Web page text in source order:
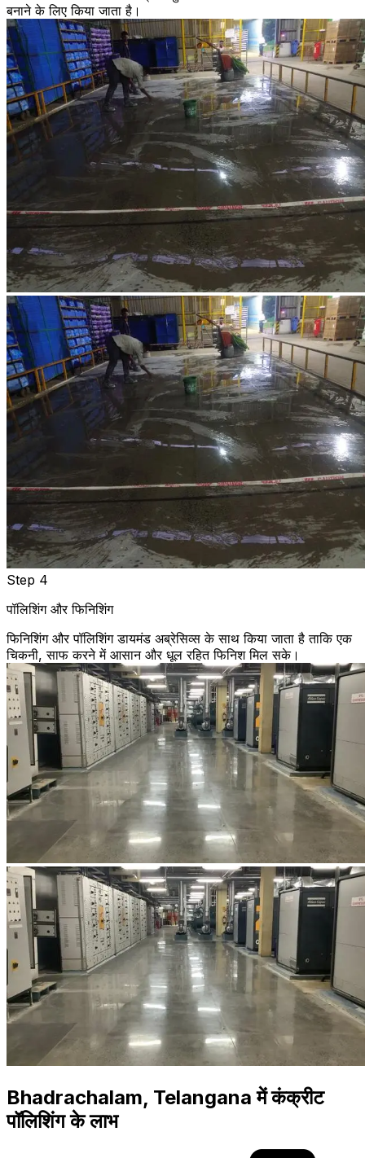
बनाने के लिए किया जाता है।
Step 4
पॉलिशिंग और फिनिशिंग
फिनिशिंग और पॉलिशिंग डायमंड अब्रेसिव्स के साथ किया जाता है ताकि एक
चिकनी, साफ करने में आसान और धूल रहित फिनिश मिल सके।
Bhadrachalam, Telangana में कंक्रीट
पॉलिशिंग के लाभ